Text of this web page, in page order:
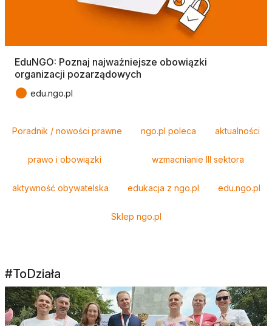
EduNGO: Poznaj najważniejsze obowiązki
organizacji pozarządowych
● edu.ngo.pl
Poradnik / nowości prawne ngo.pl poleca aktualności
prawo i obowiązki wzmacnianie III sektora
aktywność obywatelska edukacja z ngo.pl edu.ngo.pl
Sklep ngo.pl
#ToDziała